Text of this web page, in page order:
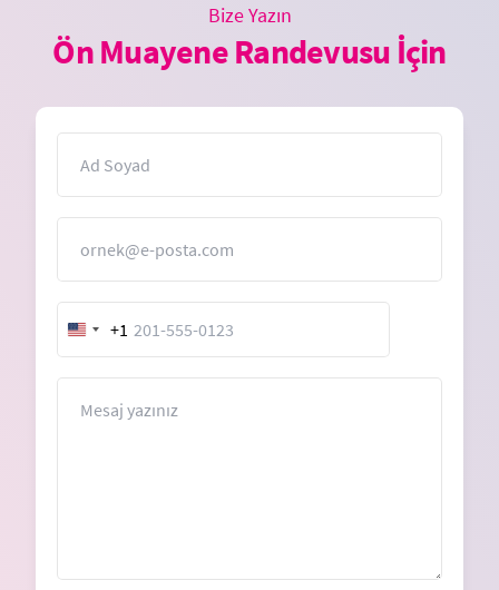
Bize Yazın
Ön Muayene Randevusu İçin
United
States
+1